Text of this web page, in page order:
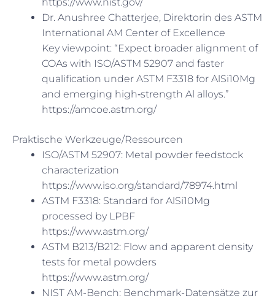
Dr. Anushree Chatterjee, Direktorin des ASTM
International AM Center of Excellence
Key viewpoint: “Expect broader alignment of
COAs with ISO/ASTM 52907 and faster
qualification under ASTM F3318 for AlSi10Mg
and emerging high‑strength Al alloys.”
https://amcoe.astm.org/
Praktische Werkzeuge/Ressourcen
ISO/ASTM 52907: Metal powder feedstock
characterization
https://www.iso.org/standard/78974.html
ASTM F3318: Standard for AlSi10Mg
processed by LPBF
https://www.astm.org/
ASTM B213/B212: Flow and apparent density
tests for metal powders
https://www.astm.org/
NIST AM-Bench: Benchmark-Datensätze zur